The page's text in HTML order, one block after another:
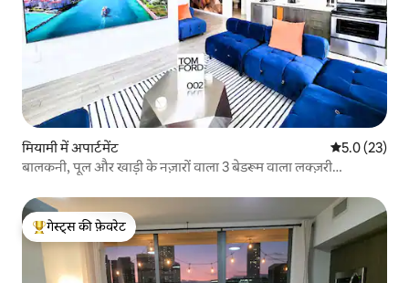
मियामी में अपार्टमेंट औसत रेटिंग 5
5.0 (23)
बालकनी, पूल और खाड़ी के नज़ारों वाला 3 बेडरूम वाला लक्ज़री
गेस्ट्स का टॉप फ़ेवरेट
गेस्ट्स की फ़ेवरेट